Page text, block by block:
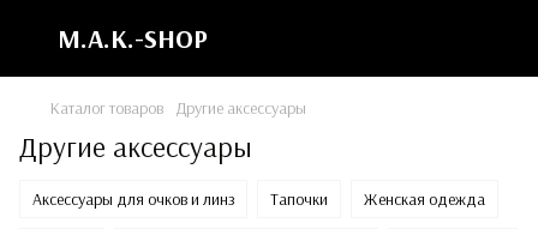
M.A.K.-SHOP
Каталог товаров Другие аксессуары
Другие аксессуары
Аксессуары для очков и линз Тапочки Женская одежда